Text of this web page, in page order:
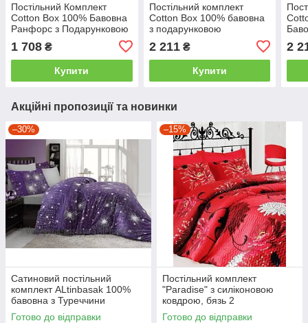
Постільний Комплект
Cotton Box 100% Бавовна
Ранфорс з Подарунковою
1 708 ₴
Купити
Постільний комплект
Cotton Box 100% бавовна
з подарунковою
упаковкою двоспальний -
євро
2 211₴
Купити
євро
2
Акційні пропозиції та новинки
–30%
Сатиновий постільний
комплект ALtinbasak 100%
бавовна з Туреччини
двоспальний - євро
Готово до відправки
–15%
Постільний комплект
"Paradise" з силіконовою
ковдрою, бязь 2
Готово до відправки